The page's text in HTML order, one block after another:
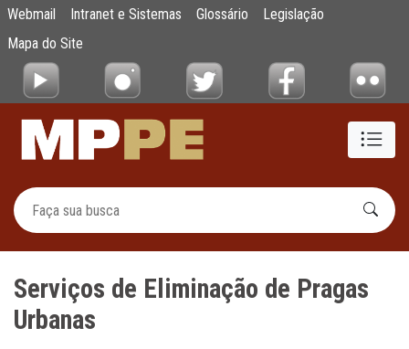
Pular para o Conteúdo principal
Serviços de Eliminação de Pragas Urbanas
Webmail Intranet e Sistemas Glossário
Legislação
Mapa do Site
Serviços de Eliminação de Pragas
Urbanas